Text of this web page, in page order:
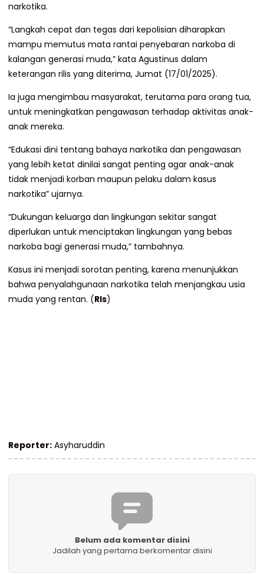
narkotika.
“Langkah cepat dan tegas dari kepolisian diharapkan
mampu memutus mata rantai penyebaran narkoba di
kalangan generasi muda,” kata Agustinus dalam
keterangan rilis yang diterima, Jumat (17/01/2025).
Ia juga mengimbau masyarakat, terutama para orang tua,
untuk meningkatkan pengawasan terhadap aktivitas anak-
anak mereka.
“Edukasi dini tentang bahaya narkotika dan pengawasan
yang lebih ketat dinilai sangat penting agar anak-anak
tidak menjadi korban maupun pelaku dalam kasus
narkotika” ujarnya.
“Dukungan keluarga dan lingkungan sekitar sangat
diperlukan untuk menciptakan lingkungan yang bebas
narkoba bagi generasi muda,” tambahnya.
Kasus ini menjadi sorotan penting, karena menunjukkan
bahwa penyalahgunaan narkotika telah menjangkau usia
muda yang rentan. (Rls)
Reporter: Asyharuddin
Belum ada komentar disini
Jadilah yang pertama berkomentar disini